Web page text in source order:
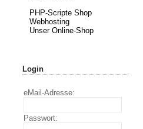
PHP-Scripte Shop
Webhosting
Unser Online-Shop
Login
eMail-Adresse:
Passwort: